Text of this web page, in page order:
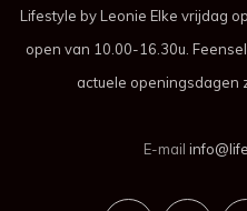
Lifestyle by Leonie Elke vrijdag
open van 10.00-16.30u.
actuele openingsdagen
E-mail